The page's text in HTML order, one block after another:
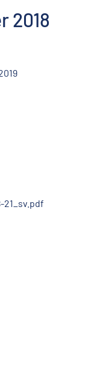
2018
21_sv.pdf